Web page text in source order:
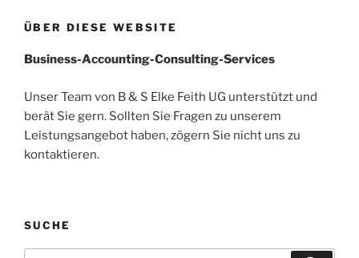
ÜBER DIESE WEBSITE
Business-Accounting-Consulting-Services
Unser Team von B & S Elke Feith UG unterstützt und
berät Sie gern. Sollten Sie Fragen zu unserem
Leistungsangebot haben, zögern Sie nicht uns zu
kontaktieren.
SUCHE